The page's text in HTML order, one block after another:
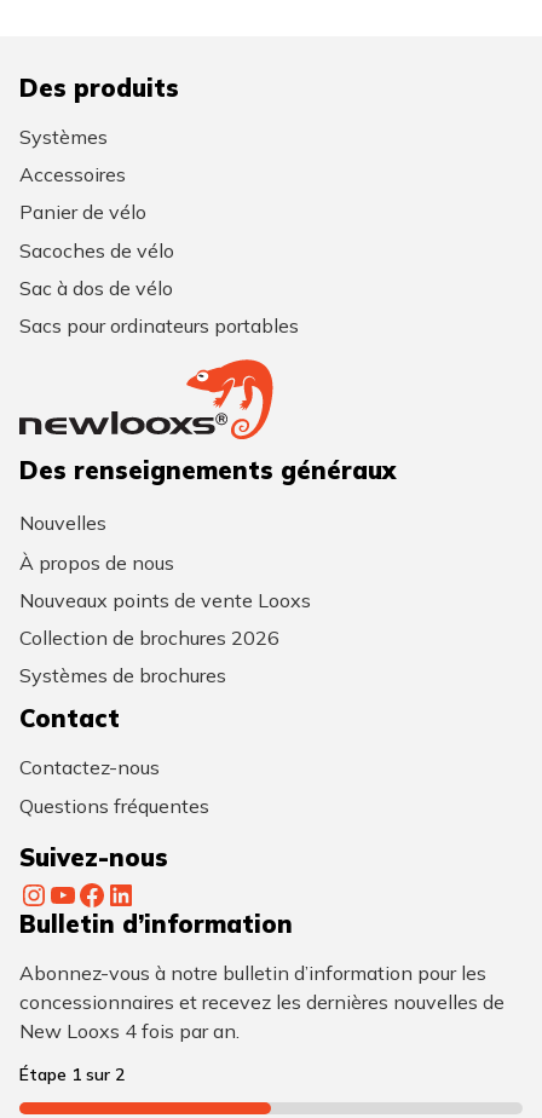
Des produits
Systèmes
Accessoires
Panier de vélo
Sacoches de vélo
Sac à dos de vélo
Sacs pour ordinateurs portables
Des renseignements généraux
Nouvelles
À propos de nous
Nouveaux points de vente Looxs
Collection de brochures 2026
Systèmes de brochures
Contact
Contactez-nous
Questions fréquentes
Suivez-nous
InstagramYouTube Facebook LinkedIn
Bulletin d’information
Abonnez-vous à notre bulletin d’information pour les
concessionnaires et recevez les dernières nouvelles de
New Looxs 4 fois par an.
Étape 1 sur 2